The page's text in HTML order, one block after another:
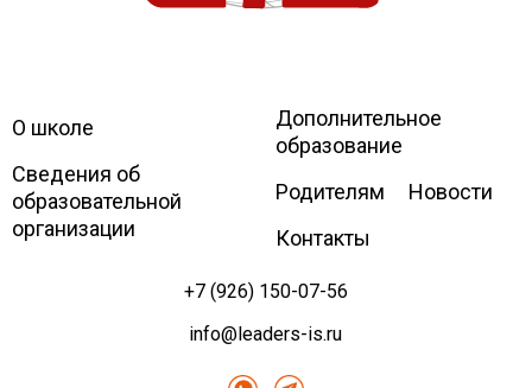
Leaders
International school
О школе
Сведения об
образовательной
организации
Дополнительное
образование
Родителям
Новости
Контакты
+7 (926) 150-07-56
info@leaders-is.ru